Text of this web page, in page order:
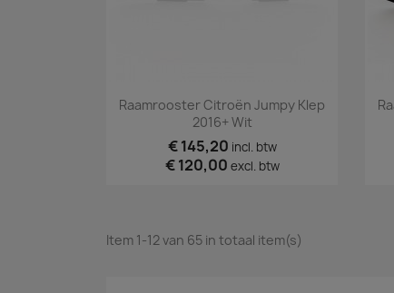
Snel bekijken
Raamrooster Citroën Jumpy Klep
2016+ Wit
€ 145,20 incl. btw
€ 120,00 excl. btw
Item 1-12 van 65 in totaal item(s)